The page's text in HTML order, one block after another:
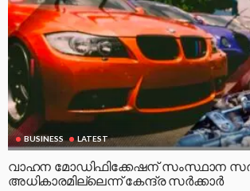
BUSINESS LATEST
വാഹന മോഡിഫിക്കേഷന് സംസ്ഥാന
അധികാരമില്ലെന്ന് കേന്ദ്ര സർക്കാർ